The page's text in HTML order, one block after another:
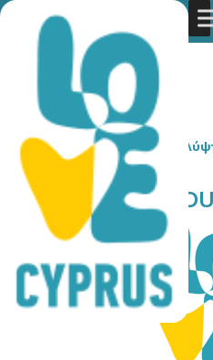
You are here:Home»
» ELEMENTS BAR LOUNGE
ELEMENTS BAR